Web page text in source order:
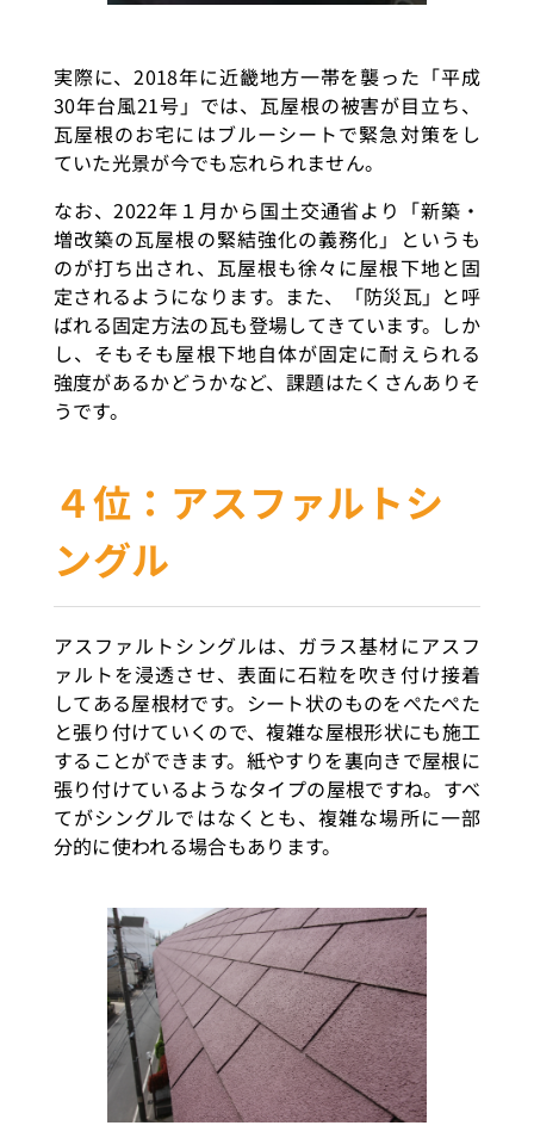
実際に、2018年に近畿地方一帯を襲った「平成
30年台風21号」では、瓦屋根の被害が目立ち、
瓦屋根のお宅にはブルーシートで緊急対策をし
ていた光景が今でも忘れられません。
なお、2022年１月から国土交通省より「新築・
増改築の瓦屋根の緊結強化の義務化」というも
のが打ち出され、瓦屋根も徐々に屋根下地と固
定されるようになります。また、「防災瓦」と呼
ばれる固定方法の瓦も登場してきています。しか
し、そもそも屋根下地自体が固定に耐えられる
強度があるかどうかなど、課題はたくさんありそ
うです。
４位：アスファルトシ
ングル
アスファルトシングルは、ガラス基材にアスフ
ァルトを浸透させ、表面に石粒を吹き付け接着
してある屋根材です。シート状のものをぺたぺた
と張り付けていくので、複雑な屋根形状にも施工
することができます。紙やすりを裏向きで屋根に
張り付けているようなタイプの屋根ですね。すべ
てがシングルではなくとも、複雑な場所に一部
分的に使われる場合もあります。